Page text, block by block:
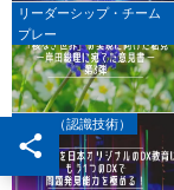
リーダーシップ・チーム
プレー
nTech（認識技術）